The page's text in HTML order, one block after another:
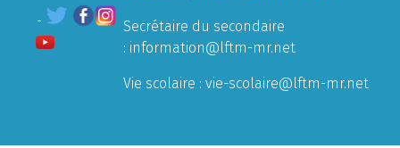
Secrétaire du secondaire
: information@lftm-mr.net
Vie scolaire : vie-scolaire@lftm-mr.net